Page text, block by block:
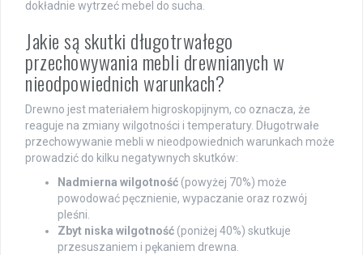
dokładnie wytrzeć mebel do sucha.
Jakie są skutki długotrwałego
przechowywania mebli drewnianych w
nieodpowiednich warunkach?
Drewno jest materiałem higroskopijnym, co oznacza, że
reaguje na zmiany wilgotności i temperatury. Długotrwałe
przechowywanie mebli w nieodpowiednich warunkach może
prowadzić do kilku negatywnych skutków:
Nadmierna wilgotność (powyżej 70%) może
powodować pęcznienie, wypaczanie oraz rozwój
pleśni.
Zbyt niska wilgotność (poniżej 40%) skutkuje
przesuszaniem i pękaniem drewna.